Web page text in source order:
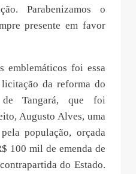
Parabenizamos o
presente em favor
emblemáticos foi essa
da reforma do
de Tangará, que foi
Augusto Alves, uma
população, orçada
100 mil de emenda de
do Estado.